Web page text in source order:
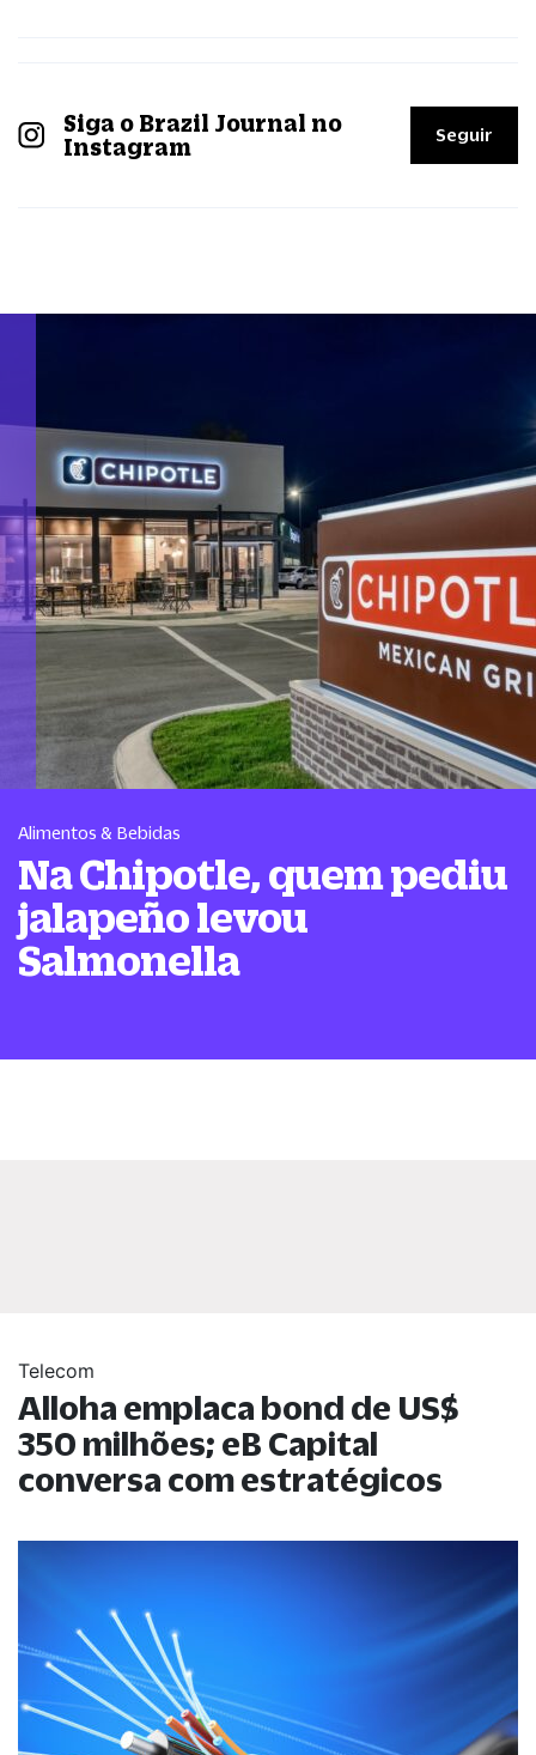
Siga o Brazil Journal no
Instagram
Seguir
Alimentos & Bebidas
Na Chipotle, quem pediu
jalapeño levou
Salmonella
Telecom
Alloha emplaca bond de US$
350 milhões; eB Capital
conversa com estratégicos